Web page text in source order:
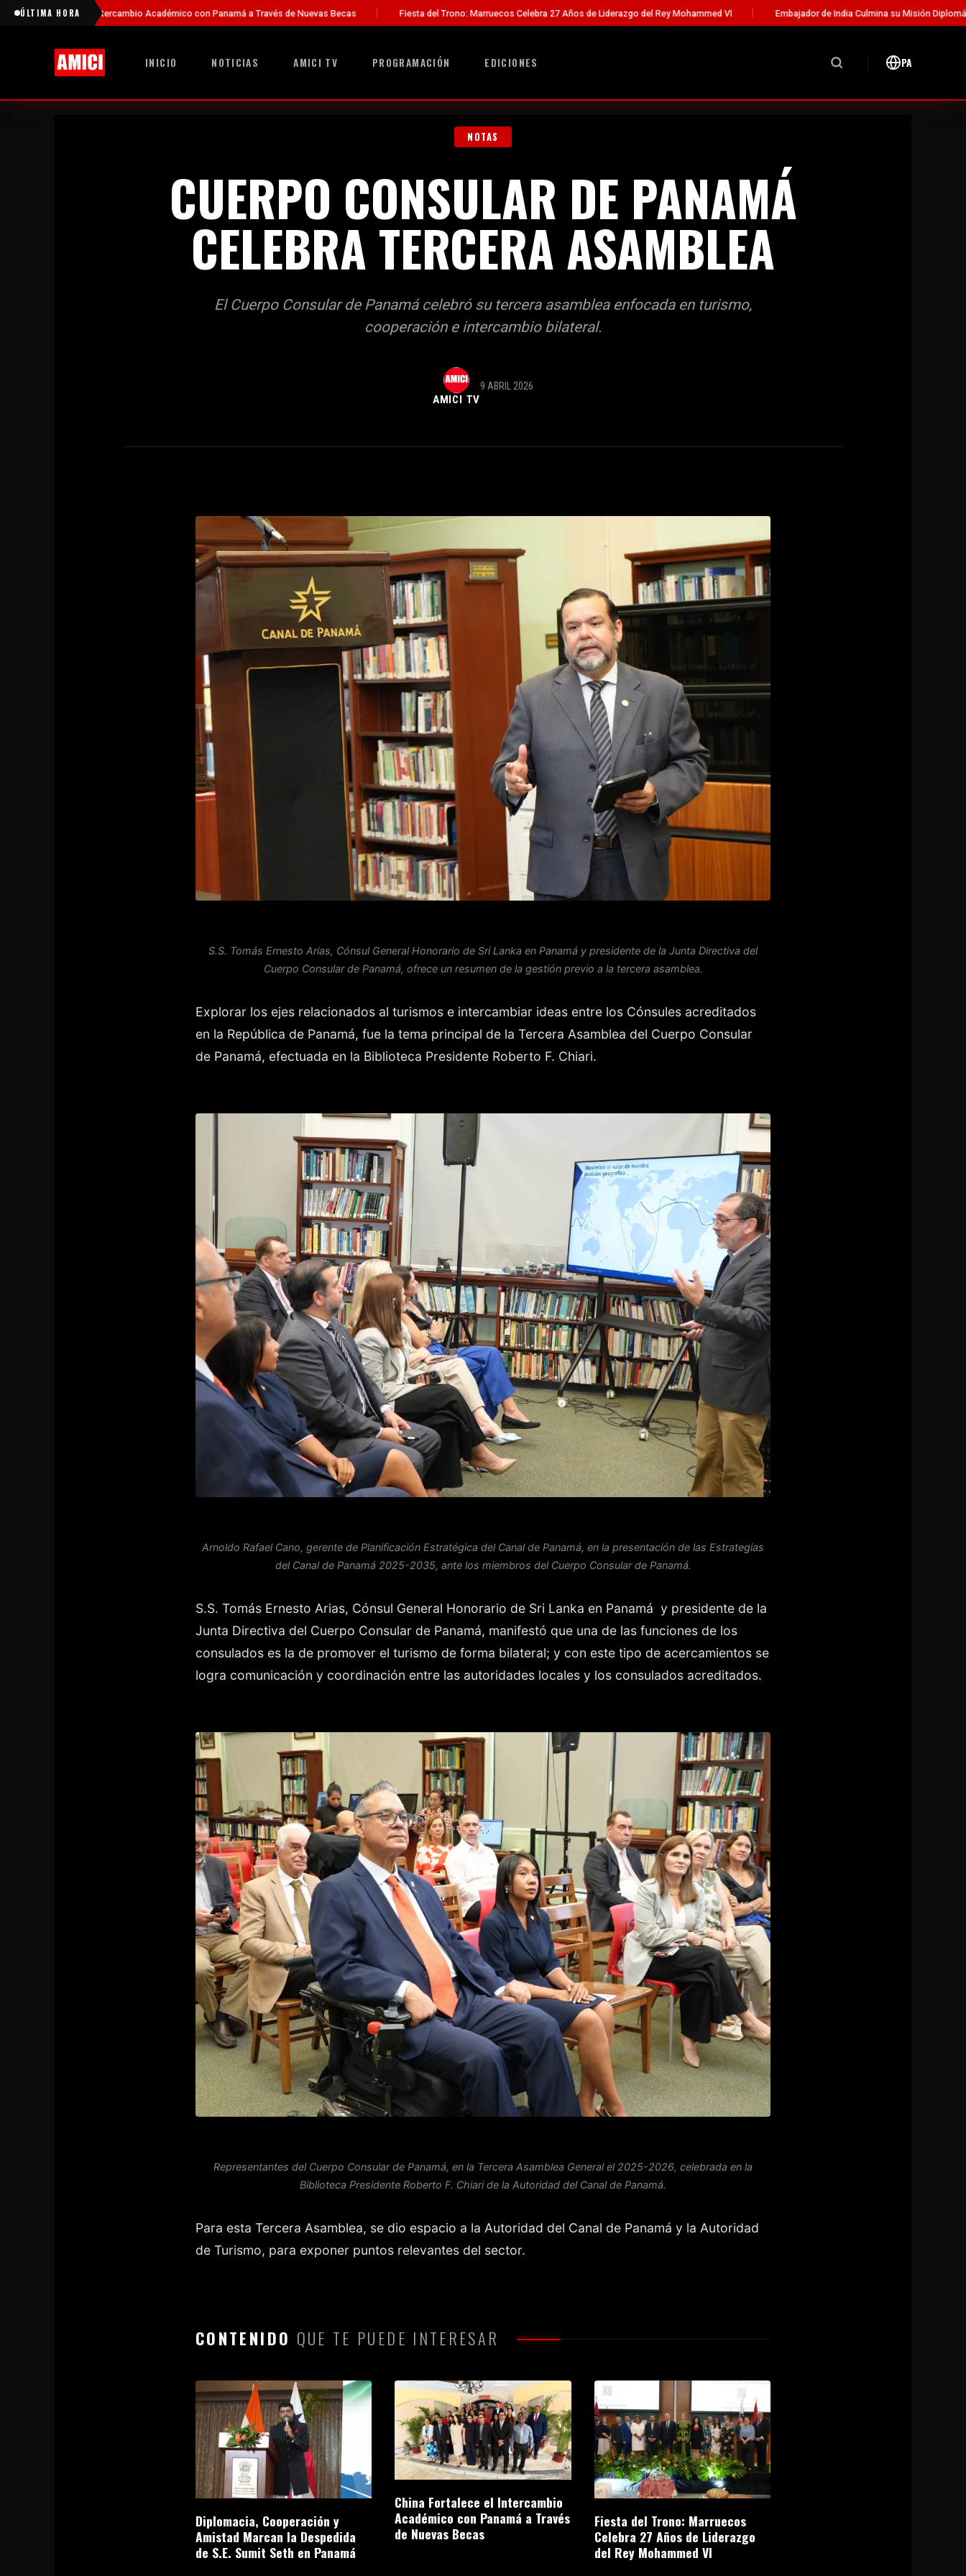
ÚLTIMA HORA
Académico con Panamá a Través de Nuevas Becas Fiesta del Trono: Marruecos Celebra 27 Años de Liderazgo del Rey Mohammed VI Embajador de India Culmina su Misión Diplomática en Panamá
INICIO NOTICIAS AMICI TV PROGRAMACIÓN EDICIONES PA
NOTAS
CUERPO CONSULAR DE PANAMÁ
CELEBRA TERCERA ASAMBLEA
El Cuerpo Consular de Panamá celebró su tercera asamblea enfocada en turismo,
cooperación e intercambio bilateral.
AMICI TV
9 ABRIL 2026
S.S. Tomás Ernesto Arias, Cónsul General Honorario de Sri Lanka en Panamá y presidente de la Junta Directiva del
Cuerpo Consular de Panamá, ofrece un resumen de la gestión previo a la tercera asamblea.
Explorar los ejes relacionados al turismos e intercambiar ideas entre los Cónsules acreditados
en la República de Panamá, fue la tema principal de la Tercera Asamblea del Cuerpo Consular
de Panamá, efectuada en la Biblioteca Presidente Roberto F. Chiari.
Arnoldo Rafael Cano, gerente de Planificación Estratégica del Canal de Panamá, en la presentación de las Estrategias
del Canal de Panamá 2025-2035, ante los miembros del Cuerpo Consular de Panamá.
S.S. Tomás Ernesto Arias, Cónsul General Honorario de Sri Lanka en Panamá y presidente de la
Junta Directiva del Cuerpo Consular de Panamá, manifestó que una de las funciones de los
consulados es la de promover el turismo de forma bilateral; y con este tipo de acercamientos se
logra comunicación y coordinación entre las autoridades locales y los consulados acreditados.
Representantes del Cuerpo Consular de Panamá, en la Tercera Asamblea General el 2025-2026, celebrada en la
Biblioteca Presidente Roberto F. Chiari de la Autoridad del Canal de Panamá.
Para esta Tercera Asamblea, se dio espacio a la Autoridad del Canal de Panamá y la Autoridad
de Turismo, para exponer puntos relevantes del sector.
CONTENIDO QUE TE PUEDE INTERESAR
Diplomacia, Cooperación y
Amistad Marcan la Despedida
de S.E. Sumit Seth en Panamá
China Fortalece el Intercambio
Académico con Panamá a Través
de Nuevas Becas
Fiesta del Trono: Marruecos
Celebra 27 Años de Liderazgo
del Rey Mohammed VI